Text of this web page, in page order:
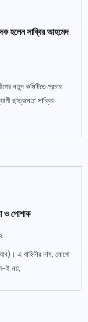
হলেন সাব্বির আহমেদ
নতুন কমিটিতে প্রচার
ছাত্রনেতা সাব্বির
ও পোশাক
এ বাহিনীর নাম, লোগো
ই নয়,